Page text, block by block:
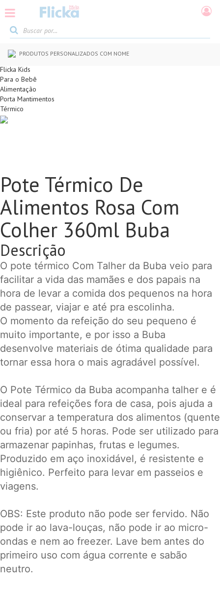
PRODUTOS PERSONALIZADOS COM NOME
Flicka Kids
Para o Bebê
Alimentação
Porta Mantimentos
Térmico
Pote Térmico De
Alimentos Rosa Com
Colher 360ml Buba
Descrição
O pote térmico Com Talher da Buba veio para
facilitar a vida das mamães e dos papais na
hora de levar a comida dos pequenos na hora
de passear, viajar e até pra escolinha.
O momento da refeição do seu pequeno é
muito importante, e por isso a Buba
desenvolve materiais de ótima qualidade para
tornar essa hora o mais agradável possível.
O Pote Térmico da Buba acompanha talher e é
ideal para refeições fora de casa, pois ajuda a
conservar a temperatura dos alimentos (quente
ou fria) por até 5 horas. Pode ser utilizado para
armazenar papinhas, frutas e legumes.
Produzido em aço inoxidável, é resistente e
higiênico. Perfeito para levar em passeios e
viagens.
OBS: Este produto não pode ser fervido. Não
pode ir ao lava-louças, não pode ir ao micro-
ondas e nem ao freezer. Lave bem antes do
primeiro uso com água corrente e sabão
neutro.